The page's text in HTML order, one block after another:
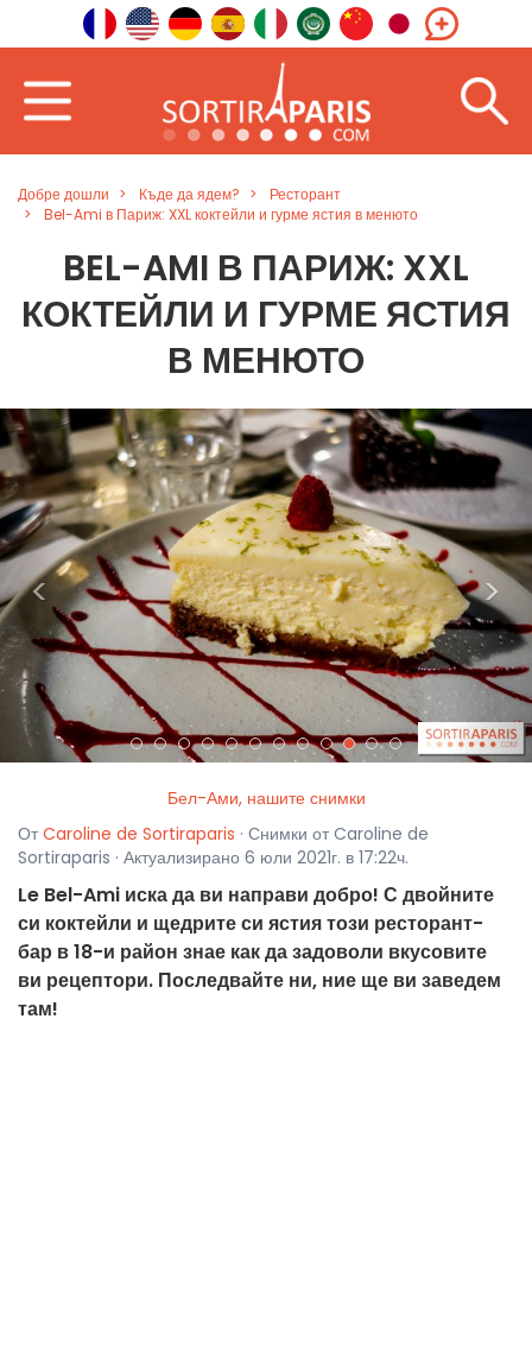
Добре дошли Къде да ядем?
Ресторант
Bel-Ami в Париж: XXL коктейли и гурме ястия в менюто
BEL-AMI В ПАРИЖ: XXL
КОКТЕЙЛИ И ГУРМЕ ЯСТИЯ
В МЕНЮТО
< >
Бел-Ами, нашите снимки
От Caroline de Sortiraparis · Снимки от Caroline de
Sortiraparis · Актуализирано 6 юли 2021г. в 17:22ч.
Le Bel-Ami иска да ви направи добро! С двойните
си коктейли и щедрите си ястия този ресторант-
бар в 18-и район знае как да задоволи вкусовите
ви рецептори. Последвайте ни, ние ще ви заведем
там!